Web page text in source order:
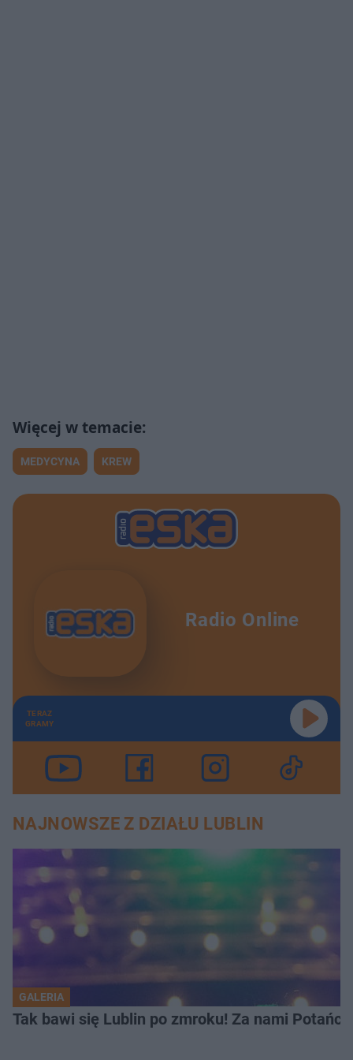
MEDYCYNA KREW
Radio Online
TERAZ
GRAMY
NAJNOWSZE Z DZIAŁU LUBLIN
GALERIA
Tak bawi się Lublin po zmroku! Za nami